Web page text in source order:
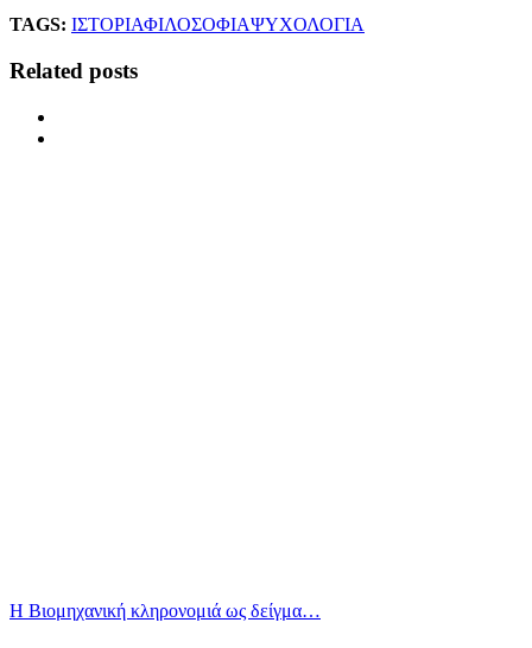
TAGS: ΙΣΤΟΡΙΑΦΙΛΟΣΟΦΙΑΨΥΧΟΛΟΓΙΑ
Related posts
Η Βιομηχανική κληρονομιά ως δείγμα…